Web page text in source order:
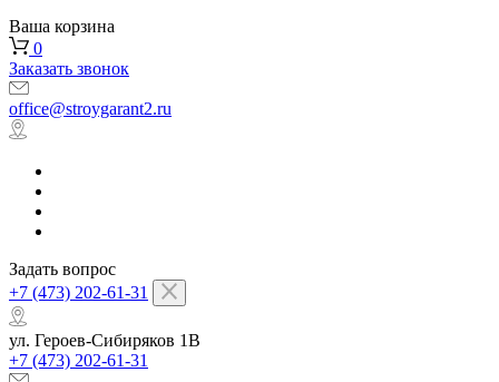
Ваша корзина
0
Заказать звонок
office@stroygarant2.ru
Задать вопрос
+7 (473) 202-61-31
ул. Героев-Сибиряков 1В
+7 (473) 202-61-31